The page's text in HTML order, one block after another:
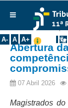
English
Português
A- A A+
Institucional
Histórico
Composição
Você está
Abertura
07 Abril 2026
Magistrados